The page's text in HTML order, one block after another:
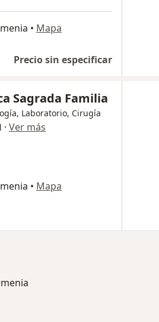
• Mapa
Precio sin especificar
Sagrada Familia
Laboratorio, Cirugía
· Ver más
• Mapa